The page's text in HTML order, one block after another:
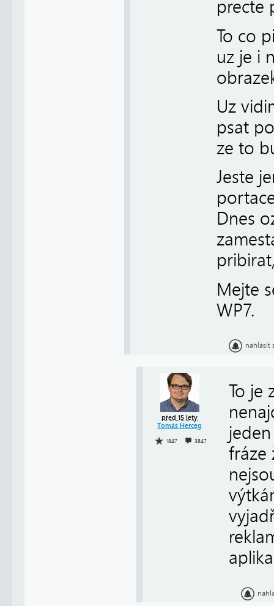
precte
To co
uz je i
Uz
psat
ze to
Jeste
Dnes
Mejte
WP7.
nahlásit
před 15 lety
Tomáš Herceg
1847 3847
To je
fráze